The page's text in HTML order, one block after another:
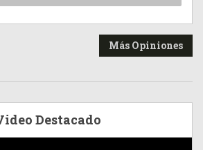
Más Opiniones
Destacado